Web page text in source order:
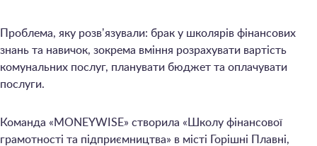
Проблема, яку розвʼязували: брак у школярів фінансових
знань та навичок, зокрема вміння розрахувати вартість
комунальних послуг, планувати бюджет та оплачувати
послуги.
Команда «MONEYWISE» створила «Школу фінансової
грамотності та підприємництва» в місті Горішні Плавні,